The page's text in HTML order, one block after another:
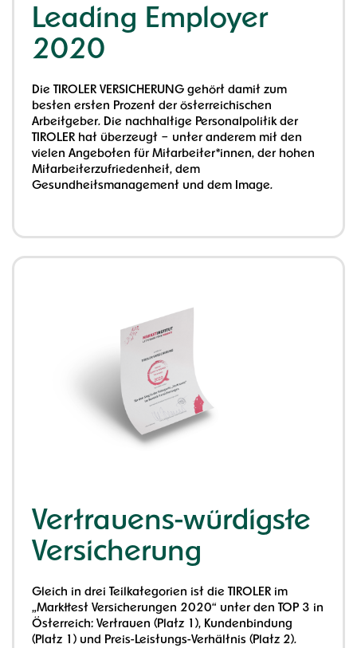
Leading Employer
2020
Die TIROLER VERSICHERUNG gehört damit zum
besten ersten Prozent der österreichischen
Arbeitgeber. Die nachhaltige Personalpolitik der
TIROLER hat überzeugt – unter anderem mit den
vielen Angeboten für Mitarbeiter*innen, der hohen
Mitarbeiterzufriedenheit, dem
Gesundheitsmanagement und dem Image.
Vertrauens-würdigste
Versicherung
Gleich in drei Teilkategorien ist die TIROLER im
„Markttest Versicherungen 2020“ unter den TOP 3 in
Österreich: Vertrauen (Platz 1), Kundenbindung
(Platz 1) und Preis-Leistungs-Verhältnis (Platz 2).